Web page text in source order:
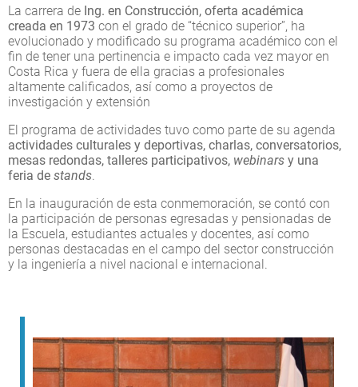
La carrera de Ing. en Construcción, oferta académica
creada en 1973 con el grado de “técnico superior”, ha
evolucionado y modificado su programa académico con el
fin de tener una pertinencia e impacto cada vez mayor en
Costa Rica y fuera de ella gracias a profesionales
altamente calificados, así como a proyectos de
investigación y extensión
El programa de actividades tuvo como parte de su agenda
actividades culturales y deportivas, charlas, conversatorios,
mesas redondas, talleres participativos, webinars y una
feria de stands.
En la inauguración de esta conmemoración, se contó con
la participación de personas egresadas y pensionadas de
la Escuela, estudiantes actuales y docentes, así como
personas destacadas en el campo del sector construcción
y la ingeniería a nivel nacional e internacional.